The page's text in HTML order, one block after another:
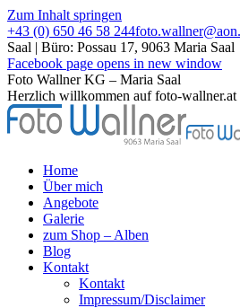
Zum Inhalt springen
+43 (0) 650 46 58 244
Saal | Büro: Possau 17, 9063 Maria Saal
Facebook page opens in new window
Foto Wallner KG – Maria Saal
Herzlich willkommen auf foto-wallner.at
Home
Über mich
Angebote
Galerie
zum Shop – Alben
Blog
Kontakt
Kontakt
Impressum/Disclaimer